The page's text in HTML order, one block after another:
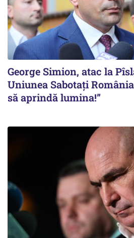
George Simion, atac la
Uniunea Sabotați
să aprindă lumina!”